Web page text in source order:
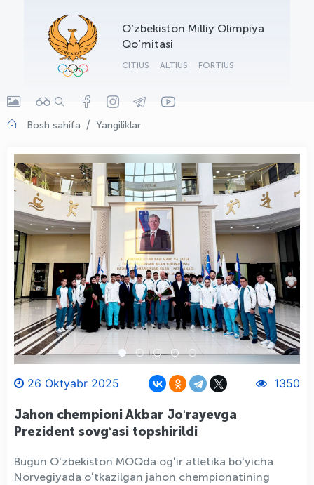
O‘zbekiston Milliy Olimpiya
Qo‘mitasi
CITIUS ALTIUS FORTIUS
Bosh sahifa Yangiliklar
26 Oktyabr 2025 1350
Jahon chempioni Akbar Joʻrayevga
Prezident sovgʻasi topshirildi
Bugun Oʻzbekiston MOQda ogʻir atletika boʻyicha
Norvegiyada oʻtkazilgan jahon chempionatining
OLYMPCHIK AI - yordamchi
Onlayn · olympic.uz